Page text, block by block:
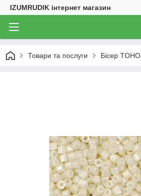
IZUMRUDIK інтернет магазин
Товари та послуги Бісер TOHO